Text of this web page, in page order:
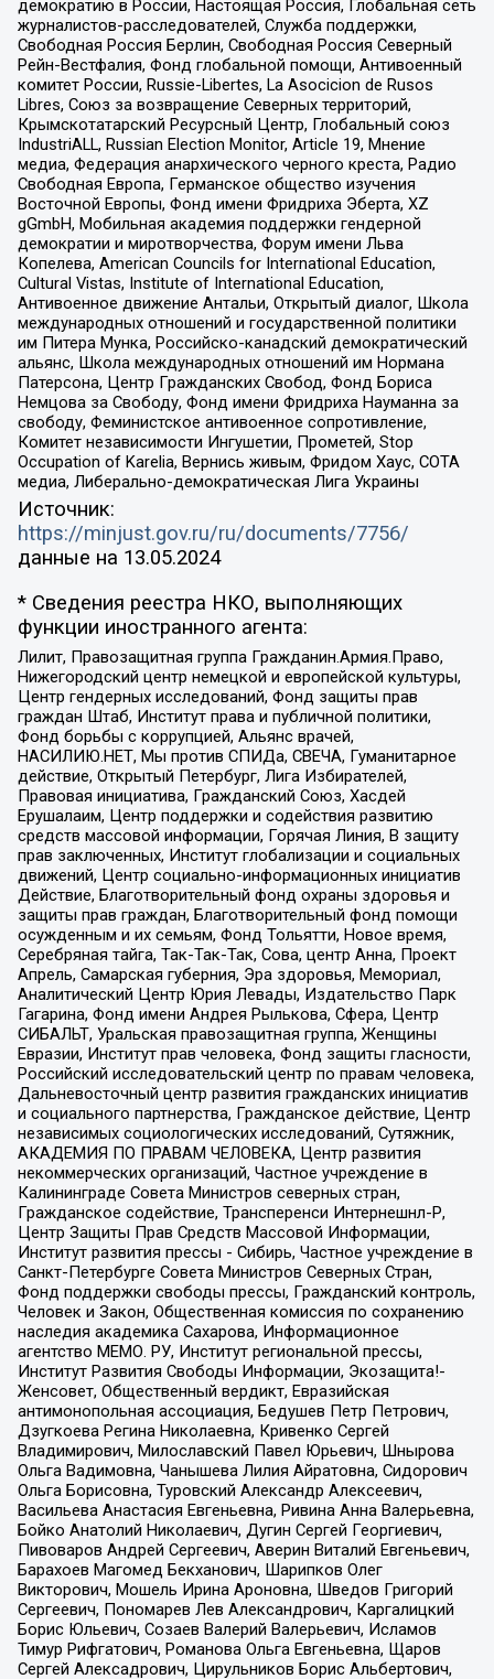
демократию в России, Настоящая Россия, Глобальная сеть
журналистов-расследователей, Служба поддержки,
Свободная Россия Берлин, Свободная Россия Северный
Рейн-Вестфалия, Фонд глобальной помощи, Антивоенный
комитет России, Russie-Libertes, La Asocicion de Rusos
Libres, Союз за возвращение Северных территорий,
Крымскотатарский Ресурсный Центр, Глобальный союз
IndustriALL, Russian Election Monitor, Article 19, Мнение
медиа, Федерация анархического черного креста, Радио
Свободная Европа, Германское общество изучения
Восточной Европы, Фонд имени Фридриха Эберта, XZ
gGmbH, Мобильная академия поддержки гендерной
демократии и миротворчества, Форум имени Льва
Копелева, American Councils for International Education,
Cultural Vistas, Institute of International Education,
Антивоенное движение Антальи, Открытый диалог, Школа
международных отношений и государственной политики
им Питера Мунка, Российско-канадский демократический
альянс, Школа международных отношений им Нормана
Патерсона, Центр Гражданских Свобод, Фонд Бориса
Немцова за Свободу, Фонд имени Фридриха Науманна за
свободу, Феминистское антивоенное сопротивление,
Комитет независимости Ингушетии, Прометей, Stop
Occupation of Karelia, Вернись живым, Фридом Хаус, СОТА
медиа, Либерально-демократическая Лига Украины
Источник:
https://minjust.gov.ru/ru/documents/7756/
данные на 13.05.2024
* Сведения реестра НКО, выполняющих
функции иностранного агента:
Лилит, Правозащитная группа Гражданин.Армия.Право,
Нижегородский центр немецкой и европейской культуры,
Центр гендерных исследований, Фонд защиты прав
граждан Штаб, Институт права и публичной политики,
Фонд борьбы с коррупцией, Альянс врачей,
НАСИЛИЮ.НЕТ, Мы против СПИДа, СВЕЧА, Гуманитарное
действие, Открытый Петербург, Лига Избирателей,
Правовая инициатива, Гражданский Союз, Хасдей
Ерушалаим, Центр поддержки и содействия развитию
средств массовой информации, Горячая Линия, В защиту
прав заключенных, Институт глобализации и социальных
движений, Центр социально-информационных инициатив
Действие, Благотворительный фонд охраны здоровья и
защиты прав граждан, Благотворительный фонд помощи
осужденным и их семьям, Фонд Тольятти, Новое время,
Серебряная тайга, Так-Так-Так, Сова, центр Анна, Проект
Апрель, Самарская губерния, Эра здоровья, Мемориал,
Аналитический Центр Юрия Левады, Издательство Парк
Гагарина, Фонд имени Андрея Рылькова, Сфера, Центр
СИБАЛЬТ, Уральская правозащитная группа, Женщины
Евразии, Институт прав человека, Фонд защиты гласности,
Российский исследовательский центр по правам человека,
Дальневосточный центр развития гражданских инициатив
и социального партнерства, Гражданское действие, Центр
независимых социологических исследований, Сутяжник,
АКАДЕМИЯ ПО ПРАВАМ ЧЕЛОВЕКА, Центр развития
некоммерческих организаций, Частное учреждение в
Калининграде Совета Министров северных стран,
Гражданское содействие, Трансперенси Интернешнл-Р,
Центр Защиты Прав Средств Массовой Информации,
Институт развития прессы - Сибирь, Частное учреждение в
Санкт-Петербурге Совета Министров Северных Стран,
Фонд поддержки свободы прессы, Гражданский контроль,
Человек и Закон, Общественная комиссия по сохранению
наследия академика Сахарова, Информационное
агентство МЕМО. РУ, Институт региональной прессы,
Институт Развития Свободы Информации, Экозащита!-
Женсовет, Общественный вердикт, Евразийская
антимонопольная ассоциация, Бедушев Петр Петрович,
Дзугкоева Регина Николаевна, Кривенко Сергей
Владимирович, Милославский Павел Юрьевич, Шнырова
Ольга Вадимовна, Чанышева Лилия Айратовна, Сидорович
Ольга Борисовна, Туровский Александр Алексеевич,
Васильева Анастасия Евгеньевна, Ривина Анна Валерьевна,
Бойко Анатолий Николаевич, Дугин Сергей Георгиевич,
Пивоваров Андрей Сергеевич, Аверин Виталий Евгеньевич,
Барахоев Магомед Бекханович, Шарипков Олег
Викторович, Мошель Ирина Ароновна, Шведов Григорий
Сергеевич, Пономарев Лев Александрович, Каргалицкий
Борис Юльевич, Созаев Валерий Валерьевич, Исламов
Тимур Рифгатович, Романова Ольга Евгеньевна, Щаров
Сергей Алексадрович, Цирульников Борис Альбертович,